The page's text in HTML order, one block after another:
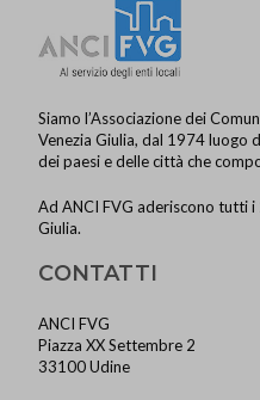
Siamo l’Associazione dei
Venezia Giulia, dal 1974 luogo
dei paesi e delle città che
Ad ANCI FVG aderiscono tutti i
Giulia.
CONTATTI
ANCI FVG
Piazza XX Settembre 2
33100 Udine